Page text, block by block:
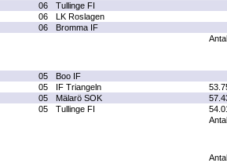
06
Tullinge FI
06
LK Roslagen
06
Bromma IF
05
Boo IF
05 IF Triangeln
05 Mälarö SOK
05 Tullinge FI